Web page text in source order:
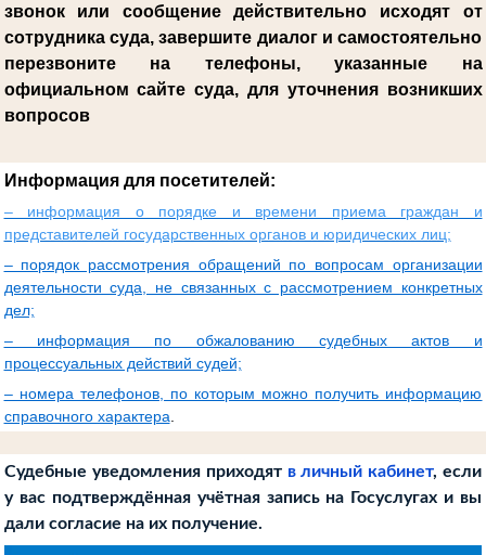
звонок или сообщение действительно исходят от
сотрудника суда, завершите диалог и самостоятельно
перезвоните на телефоны, указанные на
официальном сайте суда, для уточнения возникших
вопросов
Информация для посетителей:
– информация о порядке и времени приема граждан и
представителей государственных органов и юридических лиц;
– порядок рассмотрения обращений по вопросам организации
деятельности суда, не связанных с рассмотрением конкретных
дел;
– информация по обжалованию судебных актов и
процессуальных действий судей;
– номера телефонов, по которым можно получить информацию
справочного характера
Судебные уведомления приходят в личный кабинет, если
у вас подтверждённая учётная запись на Госуслугах и вы
дали согласие на их получение.